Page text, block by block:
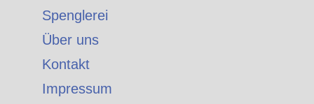
Spenglerei
Über uns
Kontakt
Impressum